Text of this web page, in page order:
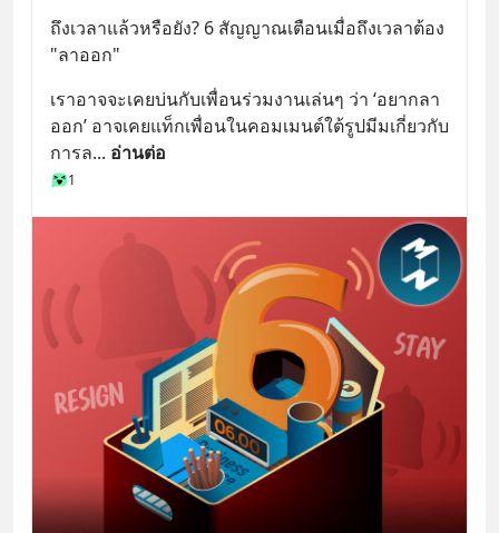
ถึงเวลาแล้วหรือยัง? 6 สัญญาณเตือนเมื่อถึงเวลาต้อง
"ลาออก"
เราอาจจะเคยบ่นกับเพื่อนร่วมงานเล่นๆ ว่า ‘อยากลา
ออก’ อาจเคยแท็กเพื่อนในคอมเมนต์ใต้รูปมีมเกี่ยวกับ
การล... อ่านต่อ
1